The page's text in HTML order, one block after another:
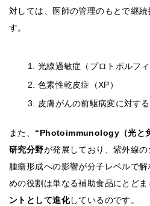
対しては、医師の管理のもとで継
す。
光線過敏症（プロトポルフィ
色素性乾皮症（XP）
皮膚がんの前駆病変に対す
また、 “Photoimmunology（光と
研究分野が発展しており、紫外線
腫瘍形成への影響が分子レベルで
めの役割は単なる補助食品にとどま
ントとして進化しているのです。